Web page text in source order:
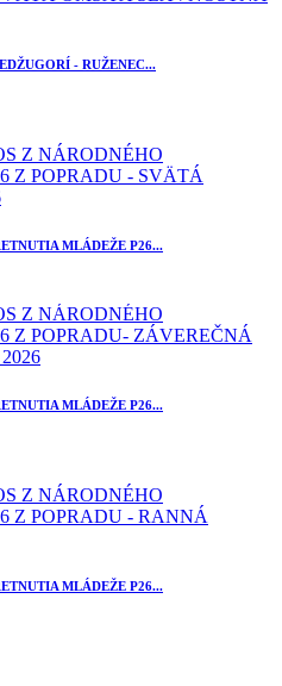
- RUŽENEC...
MLÁDEŽE P26...
MLÁDEŽE P26...
MLÁDEŽE P26...